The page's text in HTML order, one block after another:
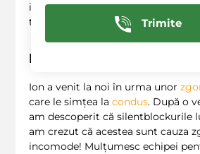
inițială poate economisi foarte
termen lung! ?
Povestea reală a
Ion a venit la noi în urma unor
care le simțea la condus. După o
am descoperit că silentblockurile
am crezut că acestea sunt cauza
incomode! Mulțumesc echipei
Trimite